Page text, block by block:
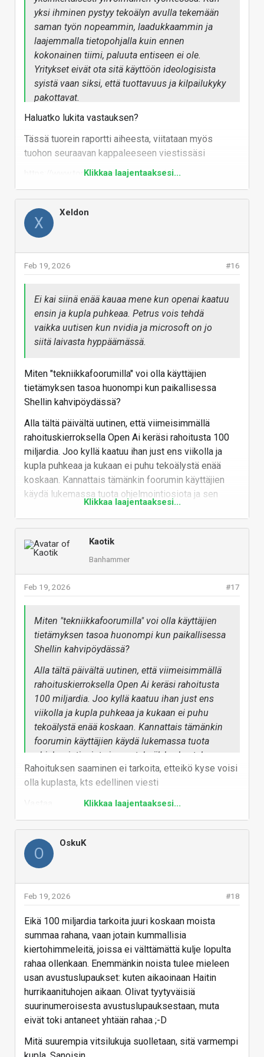
muuttunut pysyvästi. Sama kaava toistuu kuin
ennenkin: ensin epäillään, sitten vastustetaan,
lopulta siitä tulee standardi. AI on nyt siinä
pisteessä, ettei kehitystä enää pysäytetä.
yksi ihminen pystyy tekoälyn avulla tekemään
saman työn nopeammin, laadukkaammin ja
laajemmalla tietopohjalla kuin ennen
kokonainen tiimi, paluuta entiseen ei ole.
Yritykset eivät ota sitä käyttöön ideologisista
syistä vaan siksi, että tuottavuus ja kilpailukyky
pakottavat.
Haluatko lukita vastauksen?
Tässä tuorein raportti aiheesta, viitataan myös
tuohon seuraavan kappaleeseen viestissäsi
https://www.tomshardware.com/tech-
companies-report-no-productivity-gains-from-ai-so-
far-despite-billions-in-investment-survey-suggests-6-
000-executives-also-reveal-1-3-of-leaders-use-ai-but-
only-for-90-minutes-a-week
Vähän vanhempi
Microsoftin Satya Nadella
vaikutuksia kuplan pelossa -
io-tech.fi
Nadellan mukaan tekoäly on
vaarassa menettää sosiaalisen
hyväksyntänsä ellei vaikutukset näy
kun yli puolet yrityksistä toteaa,
etteivät he ole kokeneet tekoälystä
hyötyä.
Vastaa
Klikkaa laajentaaksesi...
X
Xeldon
#16
Feb 19, 2026
Ei kai siinä enää kauaa mene kun openai kaatuu
ensin ja kupla puhkeaa. Petrus vois tehdä
vaikka uutisen kun nvidia ja microsoft on jo
siitä laivasta hyppäämässä.
Miten "tekniikkafoorumilla" voi olla käyttäjien
tietämyksen tasoa huonompi kun paikallisessa
Shellin kahvipöydässä?
Alla tältä päivältä uutinen, että viimeisimmällä
rahoituskierroksella Open Ai keräsi rahoitusta 100
miljardia. Joo kyllä kaatuu ihan just ens viikolla ja
kupla puhkeaa ja kukaan ei puhu tekoälystä enää
koskaan. Kannattais tämänkin foorumin käyttäjien
käydä lukemassa tuota ohjelmointiosiota ja sen
tekoälykeskustelua. Saa toki copettaa ja elää
omissa harhoissa ja unelmoida, että kupla puhkeaa
ihan just ensi viikolla ja saisi taas halvalla RAM-
muisteja. Siitä tietää että ei olla vielä missään
kuplassa, kun niin moni ei osaa muuta hokeakaan
takaisin halpoihin muistihintoihin yhyy äitii noi
generoi sloppia haluan katsoa ennemmin autenttista
ihmisten tekemää Mr. Beast kontsaa nyyyh.
Top $100 Billion in Latest
Round
OpenAI is close to finalizing the
first phase of a new funding round
that is likely to bring in more than
$100 billion, according to people
familiar with the matter, a record-
breaking financing deal that would
give the startup additional capital
to build out its artificial intelligence
tools.
www.bloomberg.com
Vastaa
Klikkaa laajentaaksesi...
Kaotik
Banhammer
#17
Feb 19, 2026
Miten "tekniikkafoorumilla" voi olla käyttäjien
tietämyksen tasoa huonompi kun paikallisessa
Shellin kahvipöydässä?
Alla tältä päivältä uutinen, että viimeisimmällä
rahoituskierroksella Open Ai keräsi rahoitusta
100 miljardia. Joo kyllä kaatuu ihan just ens
viikolla ja kupla puhkeaa ja kukaan ei puhu
tekoälystä enää koskaan. Kannattais tämänkin
foorumin käyttäjien käydä lukemassa tuota
ohjelmointiosiota ja sen tekoälykeskustelua.
Saa toki copettaa ja elää omissa harhoissa ja
unelmoida, että kupla puhkeaa ihan just ensi
viikolla ja saisi taas halvalla RAM-muisteja. Siitä
kuplakuplakupla on tämä kauheaa voi ei haluan
takaisin halpoihin muistihintoihin yhyy äitii noi
generoi sloppia haluan katsoa ennemmin
autenttista ihmisten tekemää Mr. Beast kontsaa
nyyyh.
OpenAI Funding on Track
to Top $100 Billion in
Latest Round
OpenAI is close to finalizing
funding round that is likely to
bring in more than $100 billion,
according to people familiar
with the matter, a record-
breaking financing deal that
would give the startup
Rahoituksen saaminen ei tarkoita, etteikö kyse voisi
olla kuplasta, kts edellinen viesti
Klikkaa laajentaaksesi...
O
OskuK
#18
Feb 19, 2026
Eikä 100 miljardia tarkoita juuri koskaan moista
summaa rahana, vaan jotain kummallisia
kiertohimmeleitä, joissa ei välttämättä kulje lopulta
rahaa ollenkaan. Enemmänkin noista tulee mieleen
usan avustuslupaukset: kuten aikaoinaan Haitin
hurrikaanituhojen aikaan. Olivat tyytyväisiä
suurinumeroisesta avustuslupauksestaan, muta
eivät toki antaneet yhtään rahaa ;-D
Mitä suurempia vitsilukuja suolletaan, sitä varmempi